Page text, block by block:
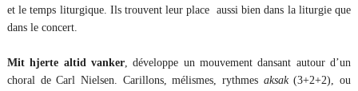
et le temps liturgique. Ils trouvent leur place aussi bien dans la liturgie que
dans le concert.
Mit hjerte altid vanker, développe un mouvement dansant autour d’un
choral de Carl Nielsen. Carillons, mélismes, rythmes aksak(3+2+2), ou